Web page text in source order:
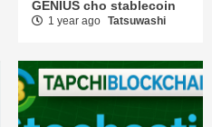
GENIUS cho stablecoin
1 year ago Tatsuwashi